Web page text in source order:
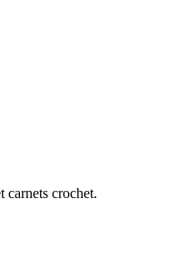
carnets crochet.